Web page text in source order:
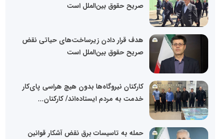
صریح حقوق بین‌الملل است
هدف قرار دادن زیرساخت‌های حیاتی نقض
صریح حقوق بین‌الملل است
کارکنان نیروگاه‌ها بدون هیچ هراسی پای‌کار
خدمت به مردم ایستاده‌اند/ کارکنان...
حمله به تاسیسات برق نقض آشکار قوانین